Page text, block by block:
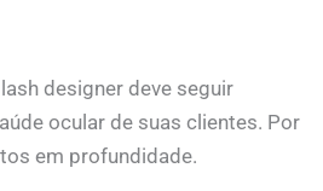
designer deve seguir
ocular de suas clientes. Por
em profundidade.